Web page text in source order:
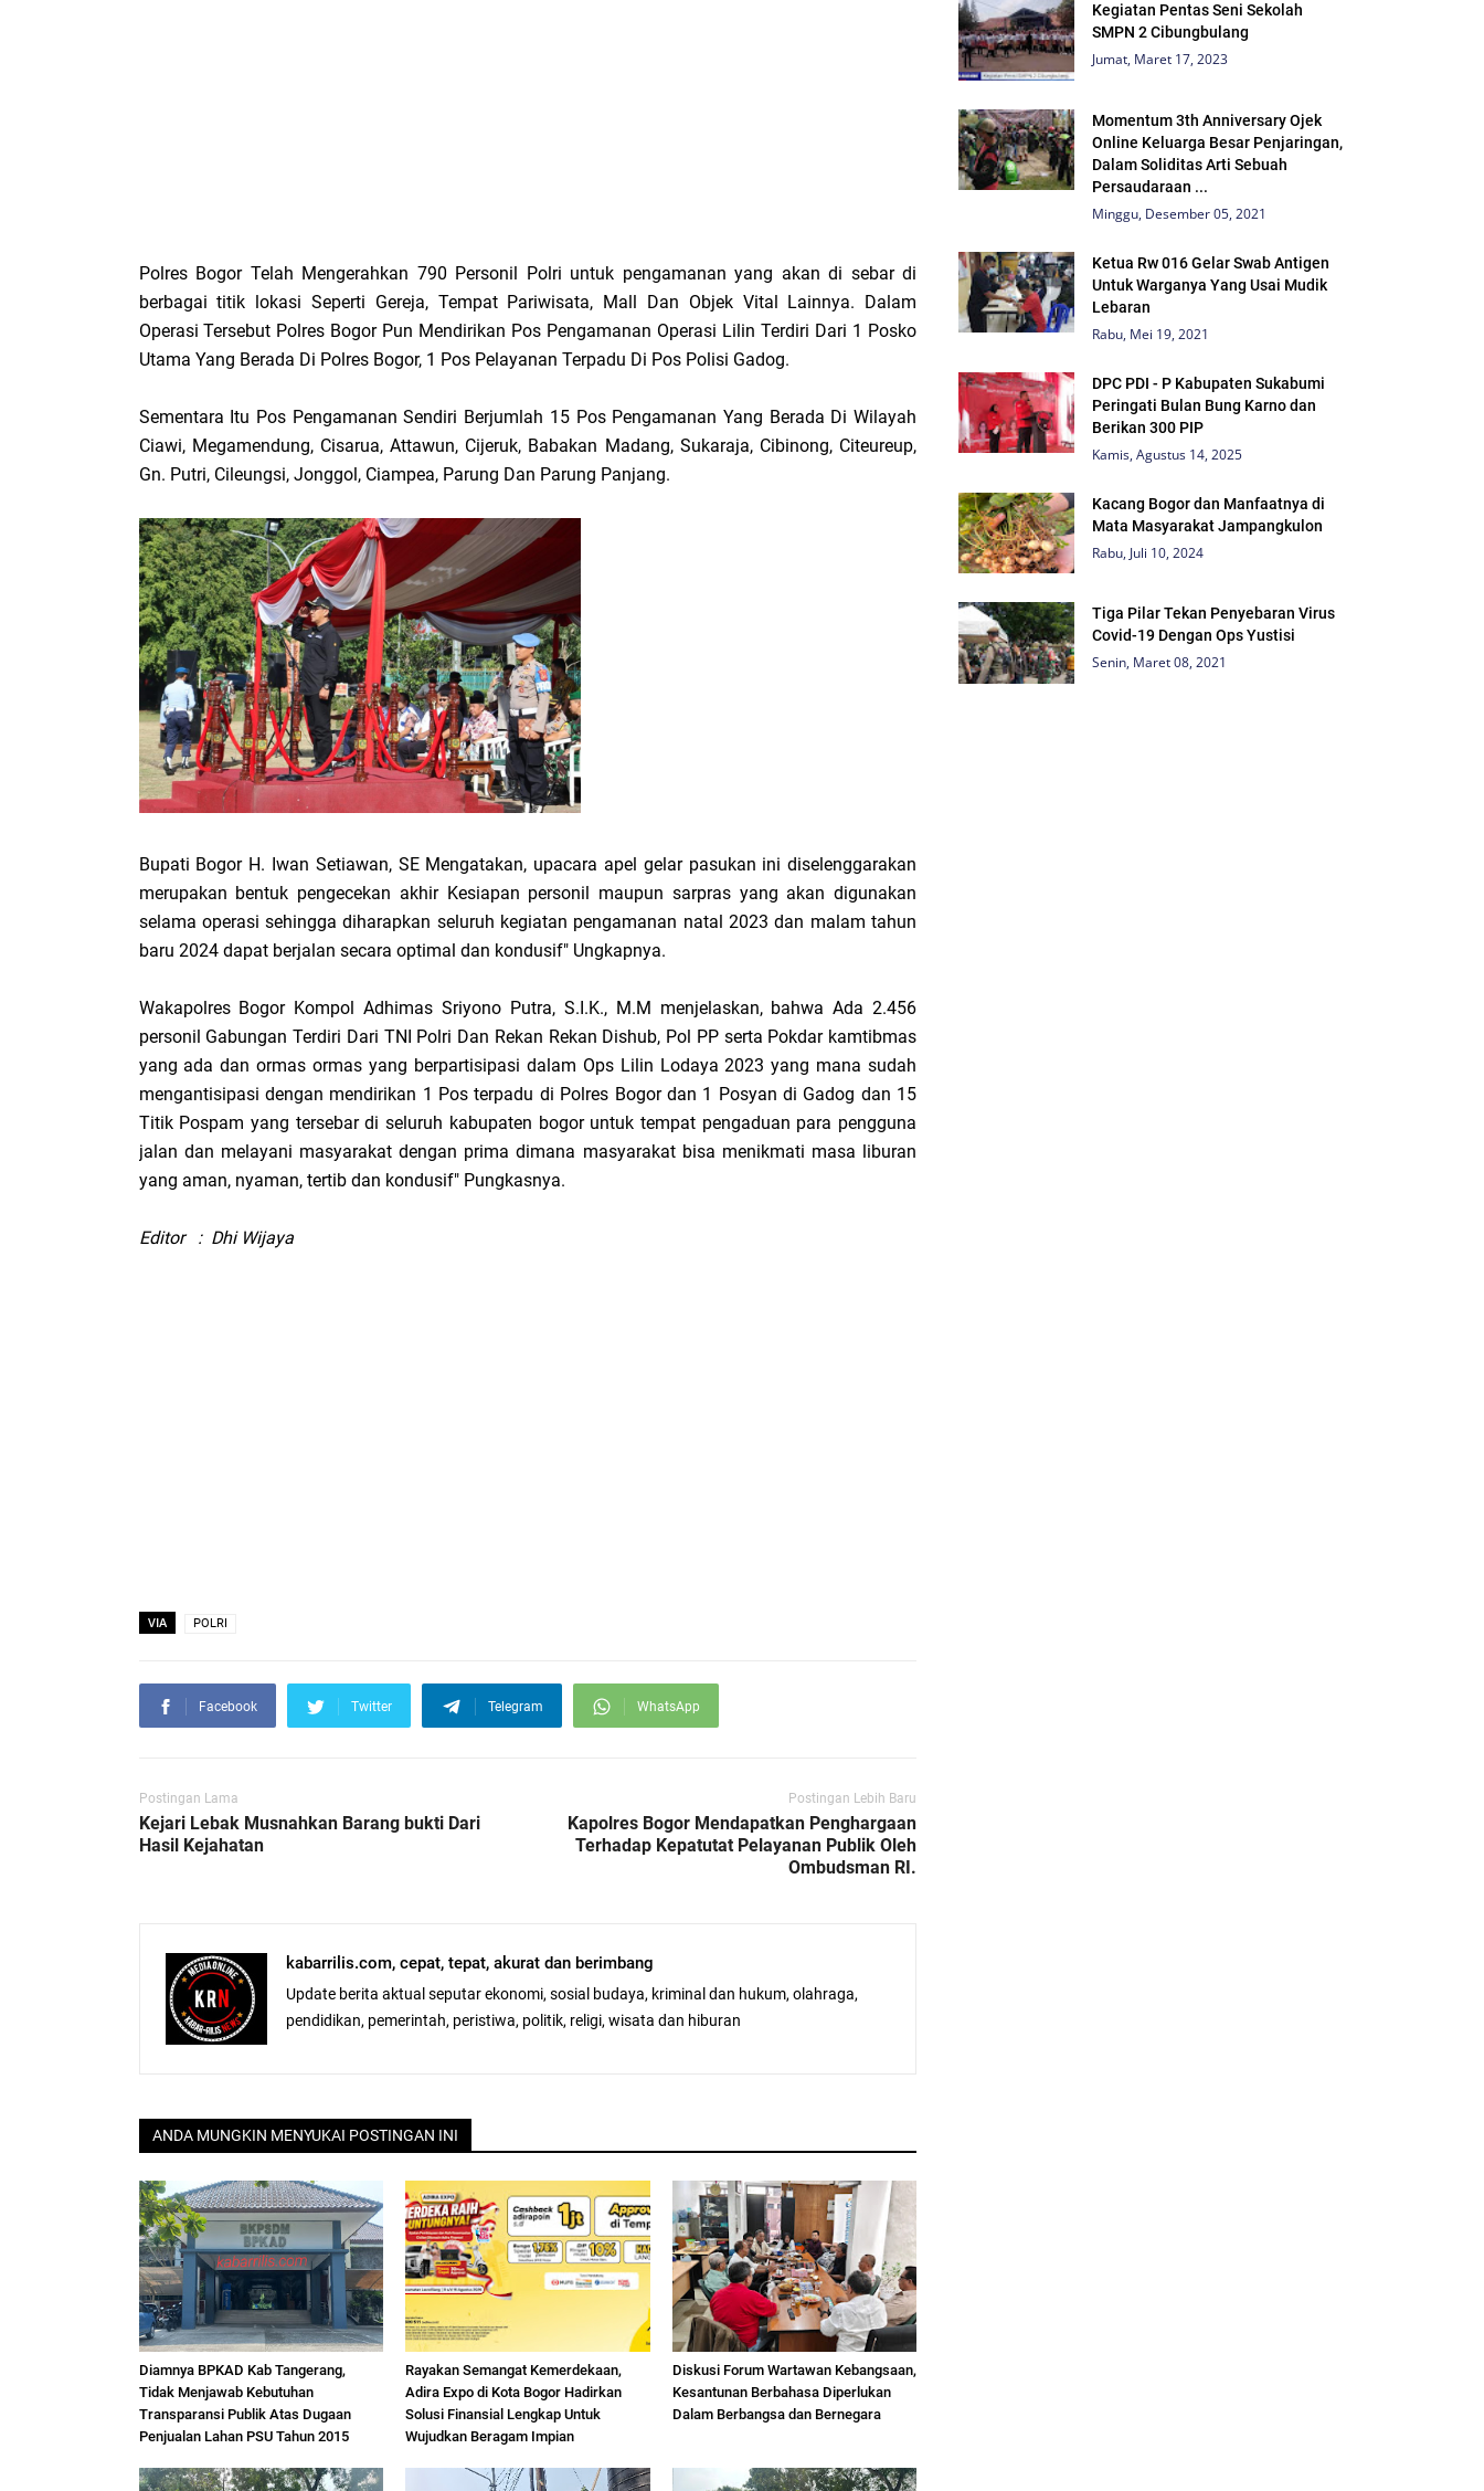
Polres Bogor Telah Mengerahkan 790 Personil Polri untuk pengamanan yang akan di sebar di
berbagai titik lokasi Seperti Gereja, Tempat Pariwisata, Mall Dan Objek Vital Lainnya. Dalam
Operasi Tersebut Polres Bogor Pun Mendirikan Pos Pengamanan Operasi Lilin Terdiri Dari 1 Posko
Utama Yang Berada Di Polres Bogor, 1 Pos Pelayanan Terpadu Di Pos Polisi Gadog.
Sementara Itu Pos Pengamanan Sendiri Berjumlah 15 Pos Pengamanan Yang Berada Di Wilayah
Ciawi, Megamendung, Cisarua, Attawun, Cijeruk, Babakan Madang, Sukaraja, Cibinong, Citeureup,
Gn. Putri, Cileungsi, Jonggol, Ciampea, Parung Dan Parung Panjang.
Bupati Bogor H. Iwan Setiawan, SE Mengatakan, upacara apel gelar pasukan ini diselenggarakan
merupakan bentuk pengecekan akhir Kesiapan personil maupun sarpras yang akan digunakan
selama operasi sehingga diharapkan seluruh kegiatan pengamanan natal 2023 dan malam tahun
baru 2024 dapat berjalan secara optimal dan kondusif" Ungkapnya.
Wakapolres Bogor Kompol Adhimas Sriyono Putra, S.I.K., M.M menjelaskan, bahwa Ada 2.456
personil Gabungan Terdiri Dari TNI Polri Dan Rekan Rekan Dishub, Pol PP serta Pokdar kamtibmas
yang ada dan ormas ormas yang berpartisipasi dalam Ops Lilin Lodaya 2023 yang mana sudah
mengantisipasi dengan mendirikan 1 Pos terpadu di Polres Bogor dan 1 Posyan di Gadog dan 15
Titik Pospam yang tersebar di seluruh kabupaten bogor untuk tempat pengaduan para pengguna
jalan dan melayani masyarakat dengan prima dimana masyarakat bisa menikmati masa liburan
yang aman, nyaman, tertib dan kondusif" Pungkasnya.
Editor : Dhi Wijaya
VIA POLRI
Facebook Twitter Telegram WhatsApp
Postingan Lama
Kejari Lebak Musnahkan Barang bukti Dari
Hasil Kejahatan
Postingan Lebih Baru
Kapolres Bogor Mendapatkan Penghargaan
Terhadap Kepatutat Pelayanan Publik Oleh
Ombudsman RI.
kabarrilis.com, cepat, tepat, akurat dan berimbang
Update berita aktual seputar ekonomi, sosial budaya, kriminal dan hukum, olahraga,
pendidikan, pemerintah, peristiwa, politik, religi, wisata dan hiburan
ANDA MUNGKIN MENYUKAI POSTINGAN INI
Diamnya BPKAD Kab Tangerang,
Tidak Menjawab Kebutuhan
Transparansi Publik Atas Dugaan
Penjualan Lahan PSU Tahun 2015
Rayakan Semangat Kemerdekaan,
Adira Expo di Kota Bogor Hadirkan
Solusi Finansial Lengkap Untuk
Wujudkan Beragam Impian
Diskusi Forum Wartawan Kebangsaan,
Kesantunan Berbahasa Diperlukan
Dalam Berbangsa dan Bernegara
Kegiatan Pentas Seni Sekolah
SMPN 2 Cibungbulang
Jumat, Maret 17, 2023
Momentum 3th Anniversary Ojek
Online Keluarga Besar Penjaringan,
Dalam Soliditas Arti Sebuah
Persaudaraan ...
Minggu, Desember 05, 2021
Ketua Rw 016 Gelar Swab Antigen
Untuk Warganya Yang Usai Mudik
Lebaran
Rabu, Mei 19, 2021
DPC PDI - P Kabupaten Sukabumi
Peringati Bulan Bung Karno dan
Berikan 300 PIP
Kamis, Agustus 14, 2025
Kacang Bogor dan Manfaatnya di
Mata Masyarakat Jampangkulon
Rabu, Juli 10, 2024
Tiga Pilar Tekan Penyebaran Virus
Covid-19 Dengan Ops Yustisi
Senin, Maret 08, 2021